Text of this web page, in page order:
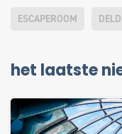
ESCAPEROOM
het laatste